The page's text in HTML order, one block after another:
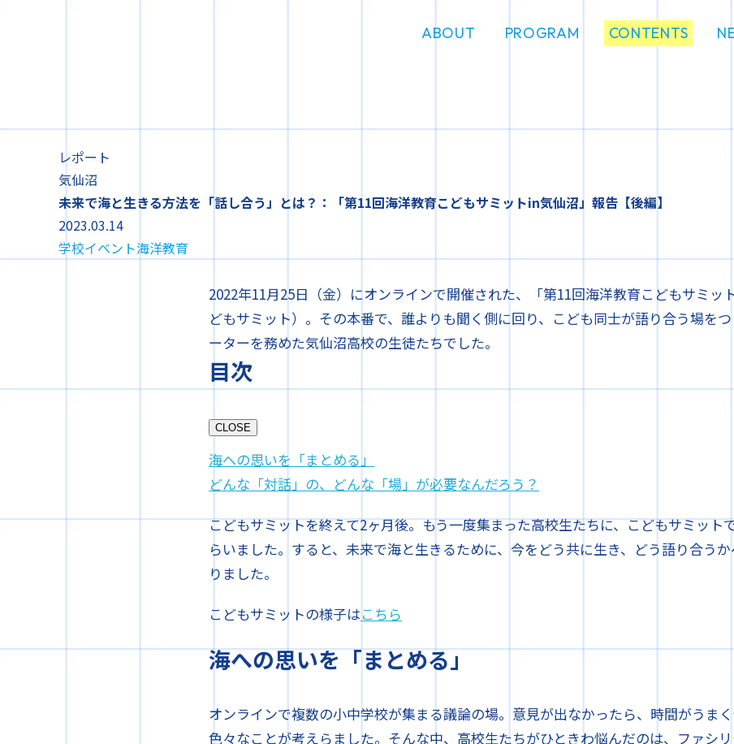
ABOUT PROGRAM CONTENTS
レポート
気仙沼
未来で海と生きる方法を「話し合う」とは？：「第11回海洋教育こどもサミットin気仙沼」報告【後編】
2023.03.14
学校イベント海洋教育
2022年11月25日（金）にオンラインで開催された、「第11回海洋教育こどもサミッ
どもサミット）。その本番で、誰よりも聞く側に回り、こども同士が語り合う場を
ーターを務めた気仙沼高校の生徒たちでした。
目次
CLOSE
海への思いを「まとめる」
どんな「対話」の、どんな「場」が必要なんだろう？
こどもサミットを終えて2ヶ月後。もう一度集まった高校生たちに、こどもサミット
らいました。すると、未来で海と生きるために、今をどう共に生き、どう語り合う
りました。
こどもサミットの様子はこちら
海への思いを「まとめる」
オンラインで複数の小中学校が集まる議論の場。意見が出なかったら、時間がうま
色々なことが考えらました。そんな中、高校生たちがひときわ悩んだのは、ファシ